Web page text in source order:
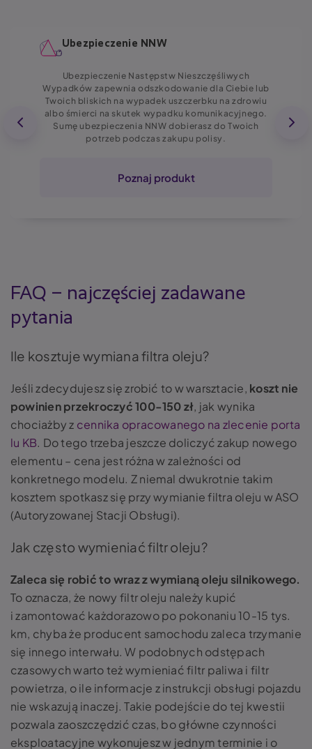
Ubezpieczenie NNW
Ubezpieczenie Następstw Nieszczęśliwych
Wypadków zapewnia odszkodowanie dla Ciebie lub
Twoich bliskich na wypadek uszczerbku na zdrowiu
albo śmierci na skutek wypadku komunikacyjnego.
Sumę ubezpieczenia NNW dobierasz do Twoich
potrzeb podczas zakupu polisy.
Poznaj produkt
FAQ – najczęściej zadawane
pytania
Ile kosztuje wymiana filtra oleju?
Jeśli zdecydujesz się zrobić to w warsztacie, koszt nie
powinien przekroczyć 100-150 zł, jak wynika
chociażby z cennika opracowanego na zlecenie porta
lu KB. Do tego trzeba jeszcze doliczyć zakup nowego
elementu – cena jest różna w zależności od
konkretnego modelu. Z niemal dwukrotnie takim
kosztem spotkasz się przy wymianie filtra oleju w ASO
(Autoryzowanej Stacji Obsługi).
Jak często wymieniać filtr oleju?
Zaleca się robić to wraz z wymianą oleju silnikowego.
To oznacza, że nowy filtr oleju należy kupić
i zamontować każdorazowo po pokonaniu 10-15 tys.
km, chyba że producent samochodu zaleca trzymanie
się innego interwału. W podobnych odstępach
czasowych warto też wymieniać filtr paliwa i filtr
powietrza, o ile informacje z instrukcji obsługi pojazdu
nie wskazują inaczej. Takie podejście do tej kwestii
pozwala zaoszczędzić czas, bo główne czynności
eksploatacyjne wykonujesz w jednym terminie i o